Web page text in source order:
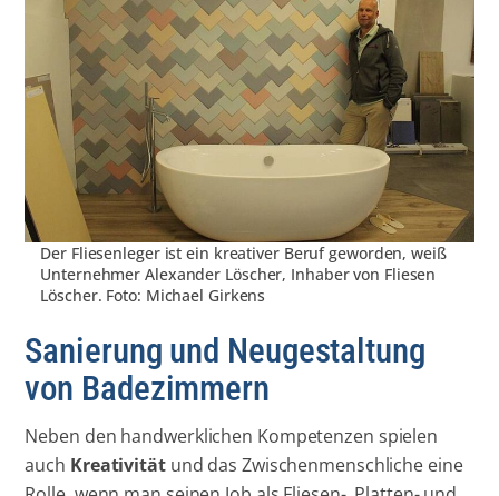
Der Fliesenleger ist ein kreativer Beruf geworden, weiß
Unternehmer Alexander Löscher, Inhaber von Fliesen
Löscher. Foto: Michael Girkens
Sanierung und Neugestaltung
von Badezimmern
Neben den handwerklichen Kompetenzen spielen
auch Kreativitätund das Zwischenmenschliche eine